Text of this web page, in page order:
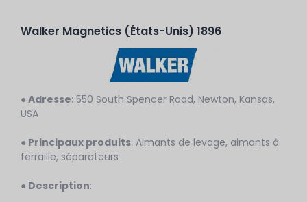
Walker Magnetics (États-Unis) 1896
● Adresse: 550 South Spencer Road, Newton, Kansas,
USA
● Principaux produits: Aimants de levage, aimants à
ferraille, séparateurs
● Description: